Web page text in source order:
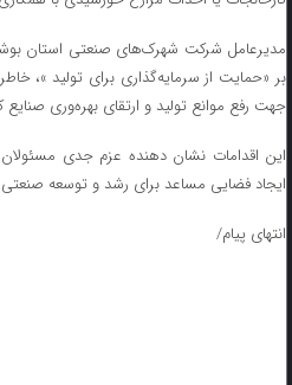
مدیرعامل شرکت شهرک‌های صنعتی استان
بر «حمایت از سرمایه‌گذاری برای تولید »،
جهت رفع موانع تولید و ارتقای بهره‌وری
این اقدامات نشان دهنده عزم جدی
ایجاد فضایی مساعد برای رشد و توسعه
انتهای پیام/